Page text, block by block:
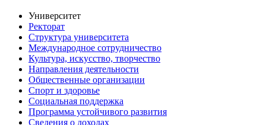
Университет
Ректорат
Структура университета
Международное сотрудничество
Культура, искусство, творчество
Направления деятельности
Общественные организации
Спорт и здоровье
Социальная поддержка
Программа устойчивого развития
Сведения о доходах